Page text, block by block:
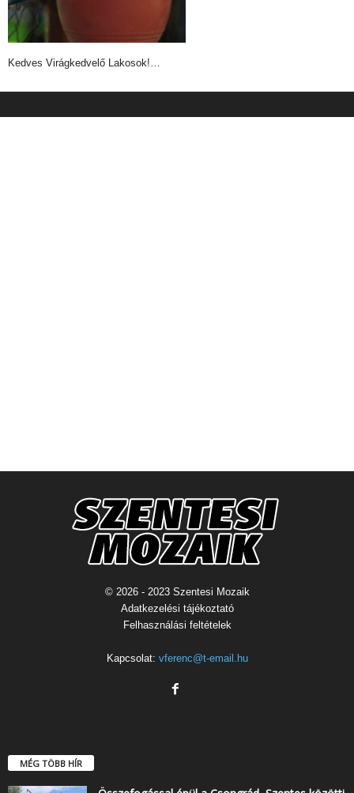
Kedves Virágkedvelő Lakosok!…
© 2026 - 2023 Szentesi Mozaik
Adatkezelési tájékoztató
Felhasználási feltételek
Kapcsolat: vferenc@t-email.hu
MÉG TÖBB HÍR